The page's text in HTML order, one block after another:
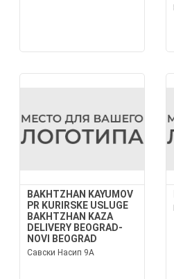
BAKHTZHAN KAYUMOV
PR KURIRSKE USLUGE
BAKHTZHAN KAZA
DELIVERY BEOGRAD-
NOVI BEOGRAD
Савски Насип 9А